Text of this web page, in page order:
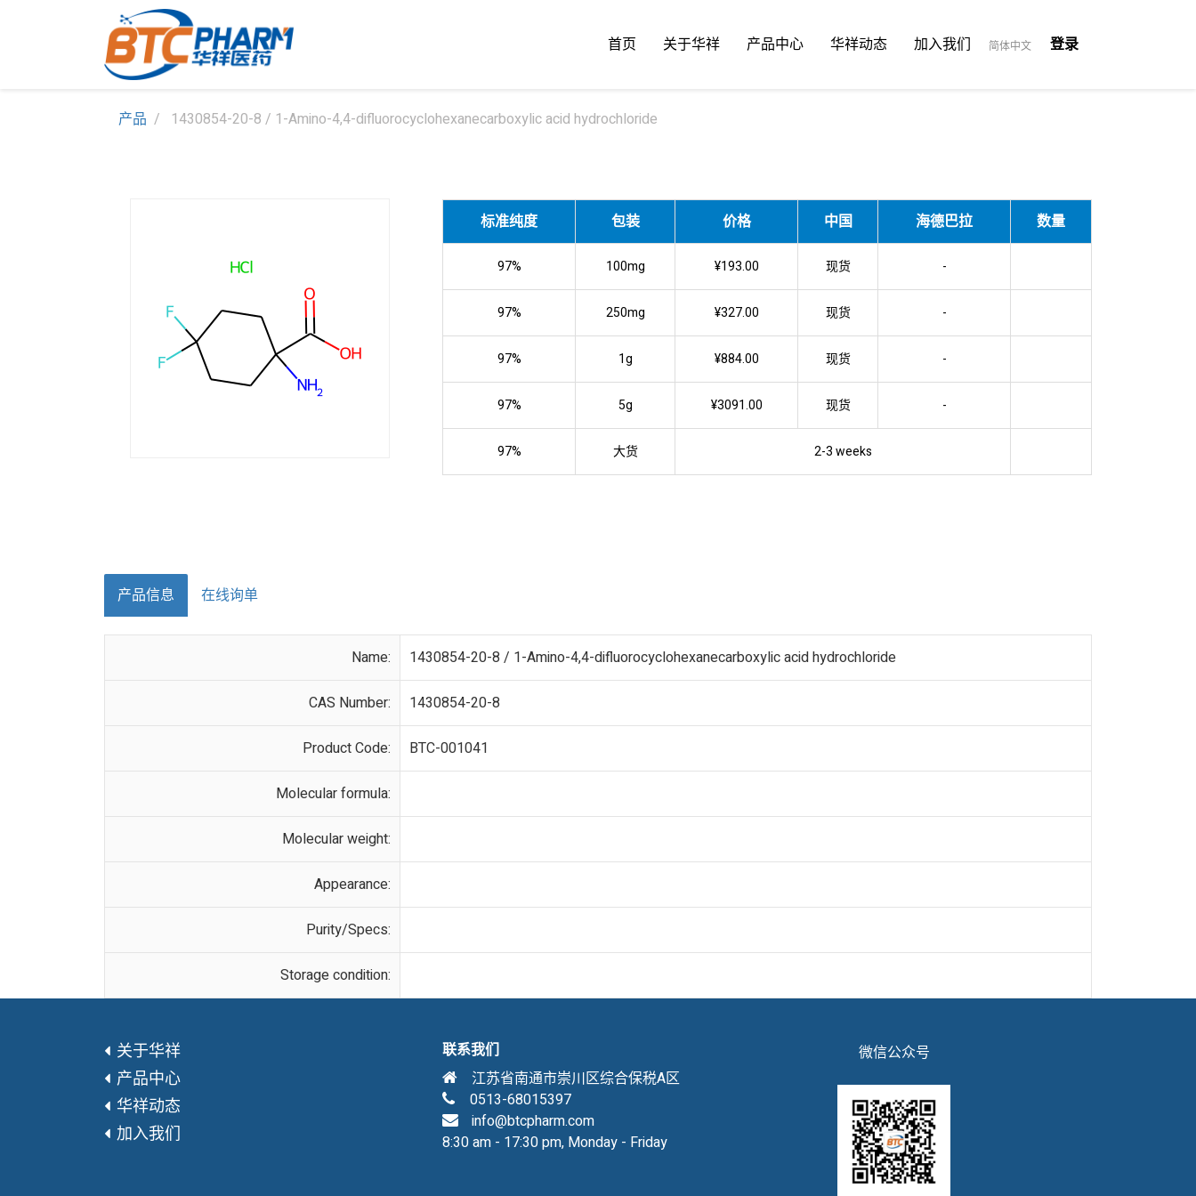
首页 关于华祥 产品中心 华祥动态 加入我们 简体中文 登录
产品 1430854-20-8 / 1-Amino-4,4-difluorocyclohexanecarboxylic acid hydrochloride
标准纯度 包装 价格 中国 海德巴拉 数量
97% 100mg ¥193.00 现货 -
97% 250mg ¥327.00 现货 -
97% 1g ¥884.00 现货 -
97% 5g ¥3091.00 现货 -
97% 大货 2-3 weeks
产品信息 在线询单
Name: 1430854-20-8 / 1-Amino-4,4-difluorocyclohexanecarboxylic acid hydrochloride
CAS Number: 1430854-20-8
Product Code: BTC-001041
Molecular formula:
Molecular weight:
Appearance:
Purity/Specs:
Storage condition:
关于华祥
产品中心
华祥动态
加入我们
联系我们
江苏省南通市崇川区综合保税A区
0513-68015397
info@btcpharm.com
8:30 am - 17:30 pm, Monday - Friday
微信公众号